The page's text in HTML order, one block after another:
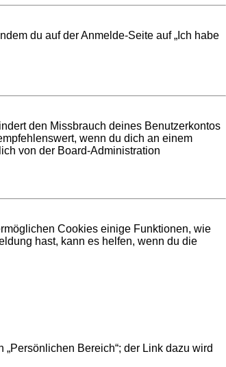
du auf der Anmelde-Seite auf „Ich habe
den Missbrauch deines Benutzerkontos
wenn du dich an einem
von der Board-Administration
Cookies einige Funktionen, wie
hast, kann es helfen, wenn du die
Bereich“; der Link dazu wird